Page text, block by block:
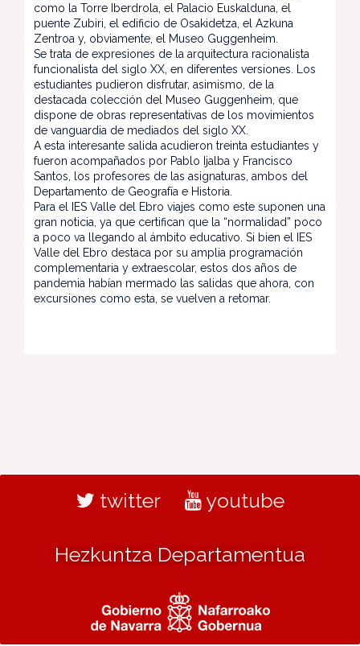
como la Torre Iberdrola, el Palacio Euskalduna, el
puente Zubiri, el edificio de Osakidetza, el Azkuna
Zentroa y, obviamente, el Museo Guggenheim.
Se trata de expresiones de la arquitectura racionalista
funcionalista del siglo XX, en diferentes versiones. Los
estudiantes pudieron disfrutar, asimismo, de la
destacada colección del Museo Guggenheim, que
dispone de obras representativas de los movimientos
de vanguardia de mediados del siglo XX.
A esta interesante salida acudieron treinta estudiantes y
fueron acompañados por Pablo Ijalba y Francisco
Santos, los profesores de las asignaturas, ambos del
Departamento de Geografía e Historia.
Para el IES Valle del Ebro viajes como este suponen una
gran noticia, ya que certifican que la “normalidad” poco
a poco va llegando al ámbito educativo. Si bien el IES
Valle del Ebro destaca por su amplia programación
complementaria y extraescolar, estos dos años de
pandemia habían mermado las salidas que ahora, con
excursiones como esta, se vuelven a retomar.
twitter youtube
Hezkuntza Departamentua